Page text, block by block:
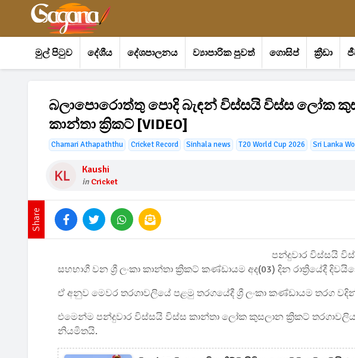
මුල් පිටුව දේශීය දේශපාලනය ව්‍යාපාරික පුවත් ගොසිප් ක්‍රීඩා
බලාපොරොත්තු පොදි බැඳන් විස්සයි විස්ස ලෝක
කාන්තා ක්‍රිකට් [VIDEO]
Chamari Athapaththu Cricket Record Sinhala news T20 World Cup 2026 Sri Lanka
Kaushi
in Cricket
Share
පන්දුවාර විස්සයි
සහභාගී වන ශ්‍රී ලංකා කාන්තා ක්‍රිකට් කණ්ඩායම අද(03) දින රාත්‍රියේදී
ඒ අනුව මෙවර තරගාවලියේ පළමු තරගයේදී ශ්‍රී ලංකා කණ්ඩායම තරග
එමෙන්ම පන්දුවාර විස්සයි විස්ස කාන්තා ලෝක කුසලාන ක්‍රිකට්
නියමිතයි.